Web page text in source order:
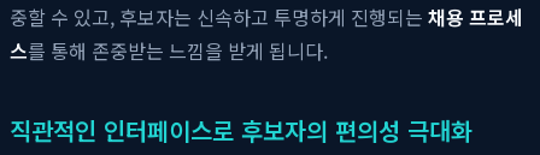
중할 수 있고, 후보자는 신속하고 투명하게 진행되는 채용 프로세
스를 통해 존중받는 느낌을 받게 됩니다.
직관적인 인터페이스로 후보자의 편의성 극대화